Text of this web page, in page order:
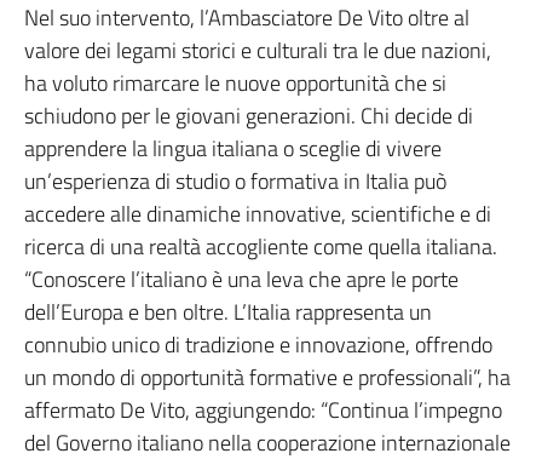
Nel suo intervento, l’Ambasciatore De Vito oltre al
valore dei legami storici e culturali tra le due nazioni,
ha voluto rimarcare le nuove opportunità che si
schiudono per le giovani generazioni. Chi decide di
apprendere la lingua italiana o sceglie di vivere
un’esperienza di studio o formativa in Italia può
accedere alle dinamiche innovative, scientifiche e di
ricerca di una realtà accogliente come quella italiana.
“Conoscere l’italiano è una leva che apre le porte
dell’Europa e ben oltre. L’Italia rappresenta un
connubio unico di tradizione e innovazione, offrendo
un mondo di opportunità formative e professionali”, ha
affermato De Vito, aggiungendo: “Continua l’impegno
del Governo italiano nella cooperazione internazionale